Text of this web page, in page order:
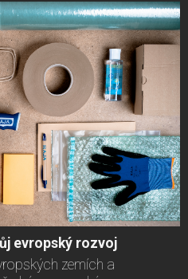
evropský rozvoj
zemích a